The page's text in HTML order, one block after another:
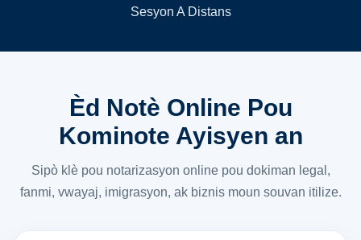
Sesyon A Distans
Èd Notè Online Pou
Kominote Ayisyen an
Sipò klè pou notarizasyon online pou dokiman legal,
fanmi, vwayaj, imigrasyon, ak biznis moun souvan itilize.